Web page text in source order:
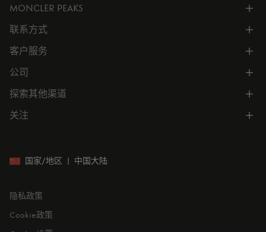
MONCLER PEAKS
了解专属权益
联系方式
电话联系 400-0362-166
联系在线客服
预约
客户服务
所有服务
常见问题
公司
公司信息
公司管理
投资者关系
探索其他渠道
微信小程序
关注
国家/地区 | 中国大陆
隐私政策
Cookie政策